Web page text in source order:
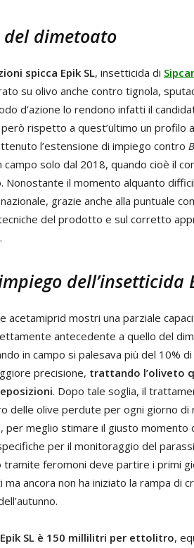
del dimetoato
spicca Epik SL, insetticida di
su olivo anche contro tignola,
d’azione lo rendono infatti il
rispetto a quest’ultimo un profilo
l’estensione di impiego contro
campo solo dal 2018, quando cioè il
il momento alquanto
grazie anche alla puntuale
del prodotto e sul corretto
dell’insetticida
acetamiprid mostri una parziale
antecedente a quello del
in campo si palesava più del 10%
precisione, trattando l’oliveto
. Dopo tale soglia, il
delle olive perdute per ogni giorno
per meglio stimare il giusto momento
per il monitoraggio del
feromoni deve partire i primi
ancora non ha iniziato la rampa di
Epik SL è 150 millilitri per ettolitro,